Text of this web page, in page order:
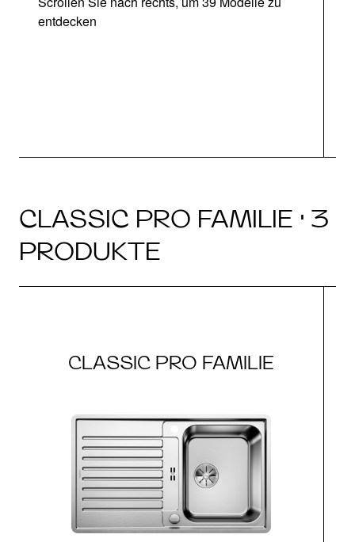
entdecken
CLASSIC PRO FAMILIE · 3
PRODUKTE
CLASSIC PRO FAMILIE